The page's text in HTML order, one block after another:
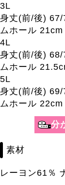
3L
身丈(前/後)
ムホール
4L
身丈(前/後)
ムホール
5L
身丈(前/後)
ムホール
分
素材
レーヨン61％